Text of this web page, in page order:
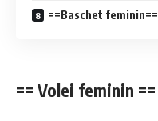
==Baschet feminin==
== Volei feminin ==